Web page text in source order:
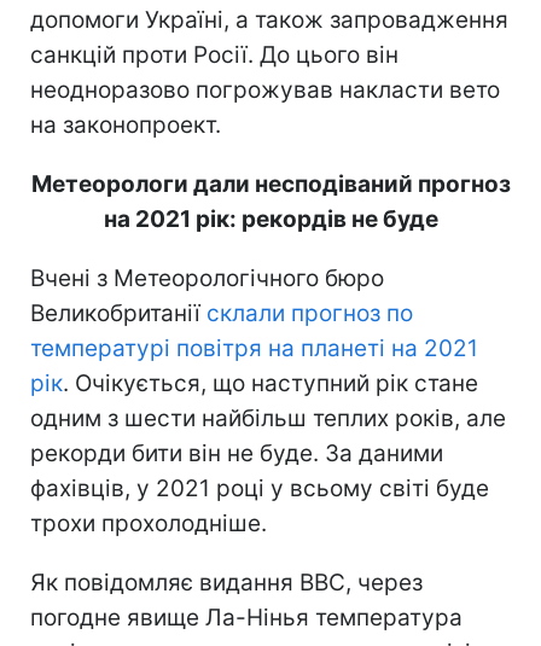
допомоги Україні, а також запровадження
санкцій проти Росії. До цього він
неодноразово погрожував накласти вето
на законопроект.
Метеорологи дали несподіваний прогноз
на 2021 рік: рекордів не буде
Вчені з Метеорологічного бюро
Великобританії склали прогноз по
температурі повітря на планеті на 2021
рік. Очікується, що наступний рік стане
одним з шести найбільш теплих років, але
рекорди бити він не буде. За даними
фахівців, у 2021 році у всьому світі буде
трохи прохолодніше.
Як повідомляє видання BBC, через
погодне явище Ла-Нінья температура